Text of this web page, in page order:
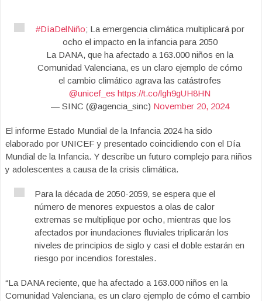
#DíaDelNiño; La emergencia climática multiplicará por
ocho el impacto en la infancia para 2050
La DANA, que ha afectado a 163.000 niños en la
Comunidad Valenciana, es un claro ejemplo de cómo
el cambio climático agrava las catástrofes
@unicef_es https://t.co/lgh9gUH8HN
— SINC (@agencia_sinc) November 20, 2024
El informe Estado Mundial de la Infancia 2024 ha sido
elaborado por UNICEF y presentado coincidiendo con el Día
Mundial de la Infancia. Y describe un futuro complejo para niños
y adolescentes a causa de la crisis climática.
Para la década de 2050-2059, se espera que el
número de menores expuestos a olas de calor
extremas se multiplique por ocho, mientras que los
afectados por inundaciones fluviales triplicarán los
niveles de principios de siglo y casi el doble estarán en
riesgo por incendios forestales.
“La DANA reciente, que ha afectado a 163.000 niños en la
Comunidad Valenciana, es un claro ejemplo de cómo el cambio